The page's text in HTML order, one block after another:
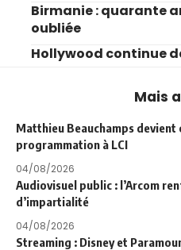
Birmanie : quarante
oubliée
Hollywood continue
Mais
Matthieu Beauchamps devient
programmation à LCI
04/08/2026
Audiovisuel public : l’Arcom
d’impartialité
04/08/2026
Streaming : Disney et